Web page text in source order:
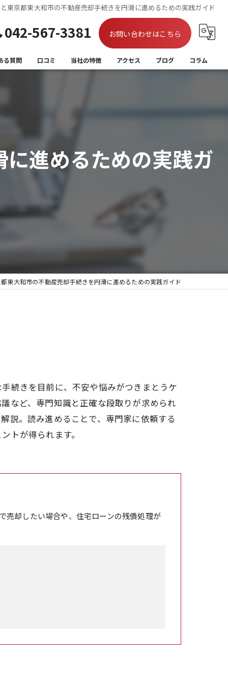
東京都東大和市の不動産売却手続きを円滑に進めるための実践ガイド
042-567-3381 お問い合わせはこちら
る質問 口コミ 当社の特徴
住み替え
アクセス ブログ コラム
進めるための実践ガ
東大和市の不動産売却手続きを円滑に進めるための実践ガイド
続きを目前に、不安や悩みがつきまとうケ
など、専門知識と正確な段取りが求められ
説。読み進めることで、専門家に依頼する
トが得られます。
売却したい場合や、住宅ローンの残債処理が